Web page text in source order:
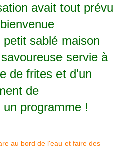
avait tout prévu
sablé maison
servie à
de frites et d'un
de
programme !